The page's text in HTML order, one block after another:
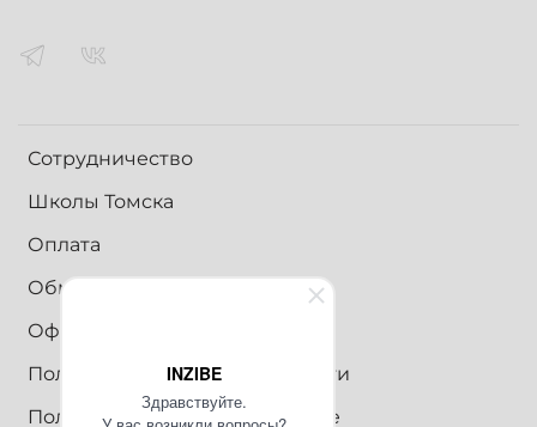
INZIBE
Здравствуйте.
Сотрудничество
Школы Томска
Оплата
Обмен и возврат
Оферта
Политика конфиденциальности
Пользовательское соглашение